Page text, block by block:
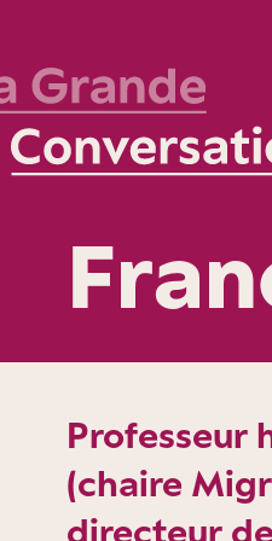
Professeur
(chaire
directeur